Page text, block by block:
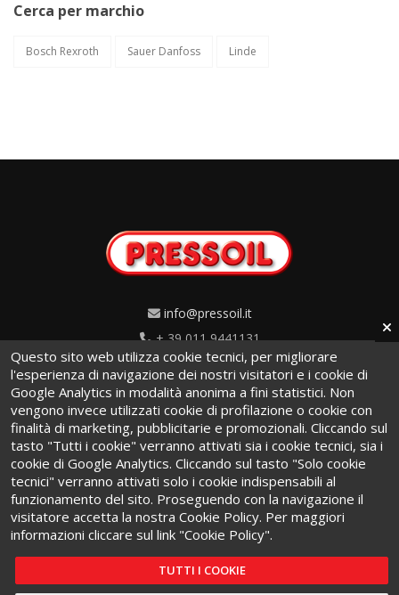
Cerca per marchio
Bosch Rexroth Sauer Danfoss Linde
info@pressoil.it
+ 39 011 9441131
Via Cavaglià, 7 - 10020
Cambiano (TO) · Italy
Termini e condizioni·Privacy Policy· Cookie Policy
Questo sito web utilizza cookie tecnici, per migliorare
l'esperienza di navigazione dei nostri visitatori e i cookie di
Google Analytics in modalità anonima a fini statistici. Non
vengono invece utilizzati cookie di profilazione o cookie con
finalità di marketing, pubblicitarie e promozionali. Cliccando sul
tasto "Tutti i cookie" verranno attivati sia i cookie tecnici, sia i
cookie di Google Analytics. Cliccando sul tasto "Solo cookie
tecnici" verranno attivati solo i cookie indispensabili al
funzionamento del sito. Proseguendo con la navigazione il
visitatore accetta la nostra Cookie Policy. Per maggiori
informazioni cliccare sul link "Cookie Policy".
TUTTI I COOKIE